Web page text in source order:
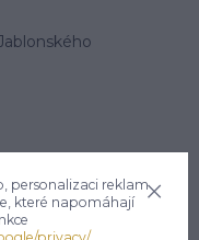
personalizaci reklam
které napomáhají